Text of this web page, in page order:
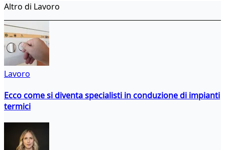
Altro di Lavoro
Lavoro
Ecco come si diventa specialisti in conduzione di impianti
termici